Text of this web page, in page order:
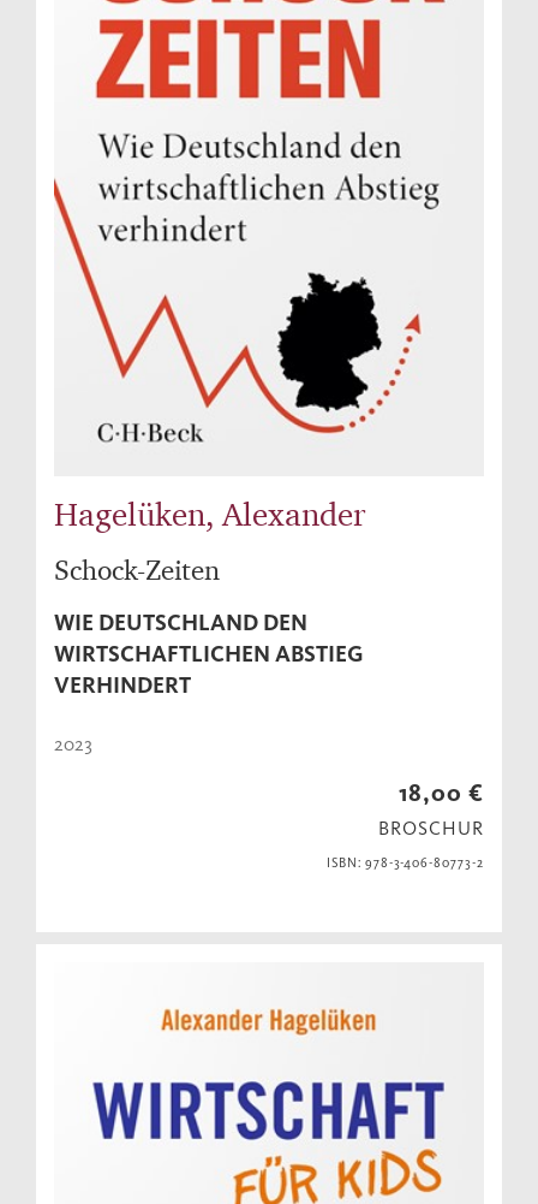
Hagelüken, Alexander
Schock-Zeiten
WIE DEUTSCHLAND DEN
WIRTSCHAFTLICHEN ABSTIEG
VERHINDERT
2023
18,00 €
BROSCHUR
ISBN: 978-3-406-80773-2